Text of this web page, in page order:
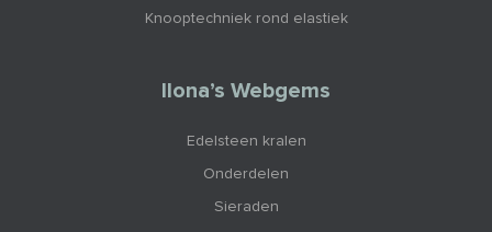
Knooptechniek rond elastiek
Ilona’s Webgems
Edelsteen kralen
Onderdelen
Sieraden